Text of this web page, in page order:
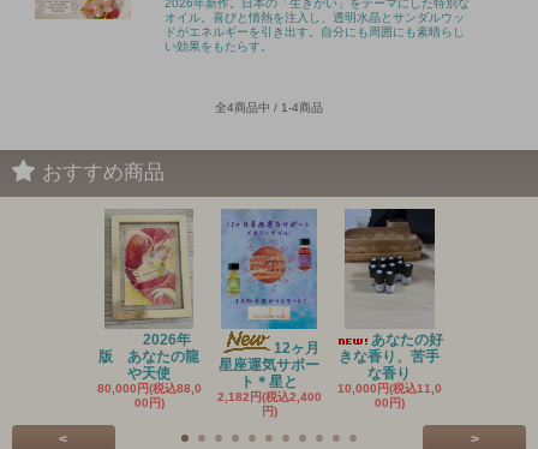
2026年新作。日本の「生きがい」をテーマにした特別な
オイル。喜びと情熱を注入し、透明水晶とサンダルウッ
ドがエネルギーを引き出す。自分にも周囲にも素晴らし
い効果をもたらす。
全4商品中 / 1-4商品
おすすめ商品
2026年
版 あなたの龍
や天使
80,000円(税込88,0
00円)
12ヶ月
星座運気サポー
ト＊星と
2,182円(税込2,400
円)
あなたの好
きな香り、苦手
な香り
10,000円(税込11,0
00円)
< >